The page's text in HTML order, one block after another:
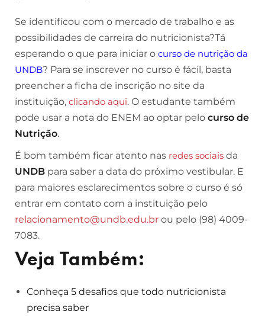
Se identificou com o mercado de trabalho e as
possibilidades de carreira do nutricionista?Tá
esperando o que para iniciar o curso de nutrição da
UNDB? Para se inscrever no curso é fácil, basta
preencher a ficha de inscrição no site da
instituição, clicando aqui. O estudante também
pode usar a nota do ENEM ao optar pelo curso de
Nutrição.
É bom também ficar atento nas redes sociais da
UNDB para saber a data do próximo vestibular. E
para maiores esclarecimentos sobre o curso é só
entrar em contato com a instituição pelo
relacionamento@undb.edu.br ou pelo (98) 4009-
7083.
Veja Também:
Conheça 5 desafios que todo nutricionista
precisa saber